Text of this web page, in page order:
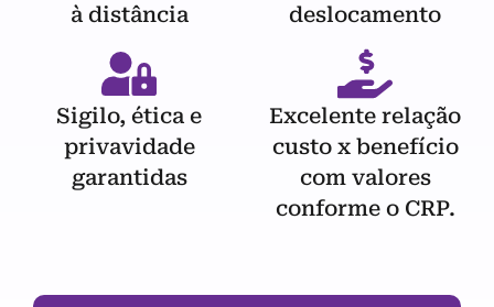
à distância
Sigilo, ética e
privavidade
garantidas
deslocamento
Excelente relação
custo x benefício
com valores
conforme o CRP.